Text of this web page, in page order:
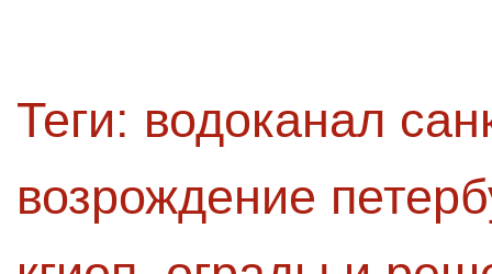
Теги: водоканал
возрождение